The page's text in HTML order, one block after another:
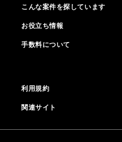
こんな案件を探しています
お役立ち情報
手数料について
利用規約
関連サイト